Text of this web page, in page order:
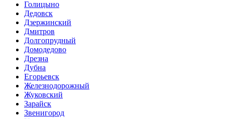
Голицыно
Дедовск
Дзержинский
Дмитров
Долгопрудный
Домодедово
Дрезна
Дубна
Егорьевск
Железнодорожный
Жуковский
Зарайск
Звенигород